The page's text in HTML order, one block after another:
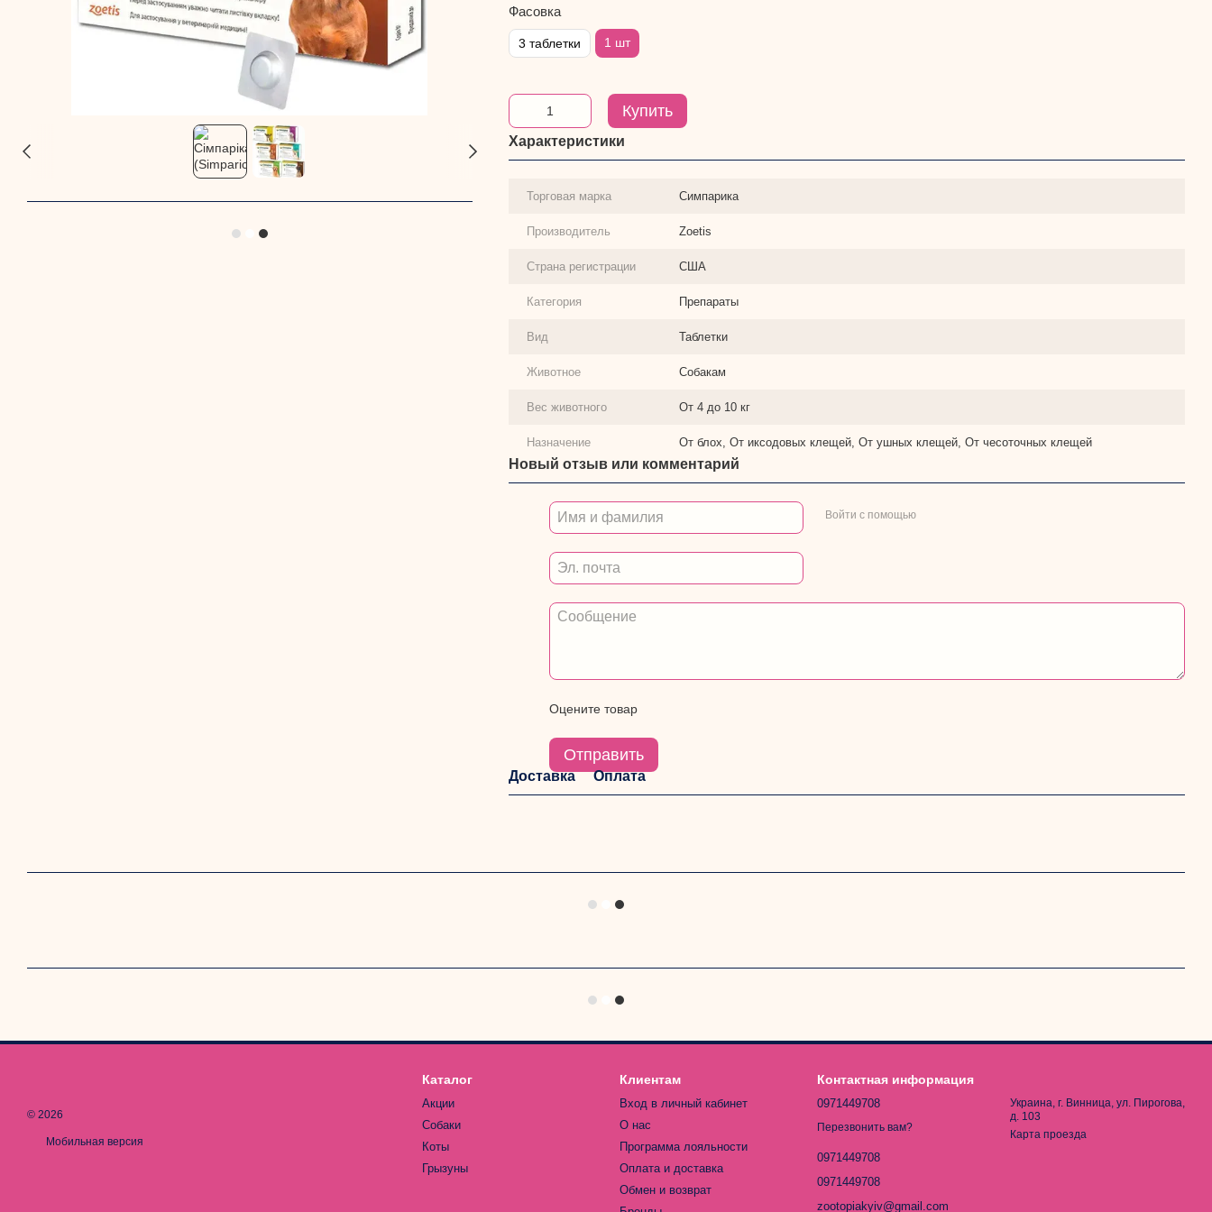
Фасовка
3 таблетки 1 шт
Купить
Характеристики
Торговая марка Симпарика
Производитель Zoetis
Страна регистрации США
Категория Препараты
Вид Таблетки
Животное Собакам
Вес животного От 4 до 10 кг
Назначение От блох, От иксодовых клещей, От ушных клещей, От чесоточных клещей
Новый отзыв или комментарий
Войти с помощью
Оцените товар
Отправить
Доставка Оплата
© 2026
Мобильная версия
Каталог
Акции
Собаки
Коты
Грызуны
Клиентам
Вход в личный кабинет
О нас
Программа лояльности
Оплата и доставка
Обмен и возврат
Контактная информация
0971449708
Перезвонить вам?
0971449708
0971449708
zootopiakyiv@gmail.com
Украина, г. Винница, ул. Пирогова,
д. 103
Карта проезда